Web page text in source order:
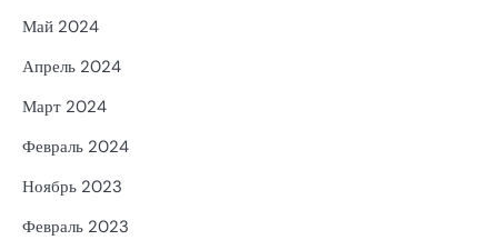
Май 2024
Апрель 2024
Март 2024
Февраль 2024
Ноябрь 2023
Февраль 2023